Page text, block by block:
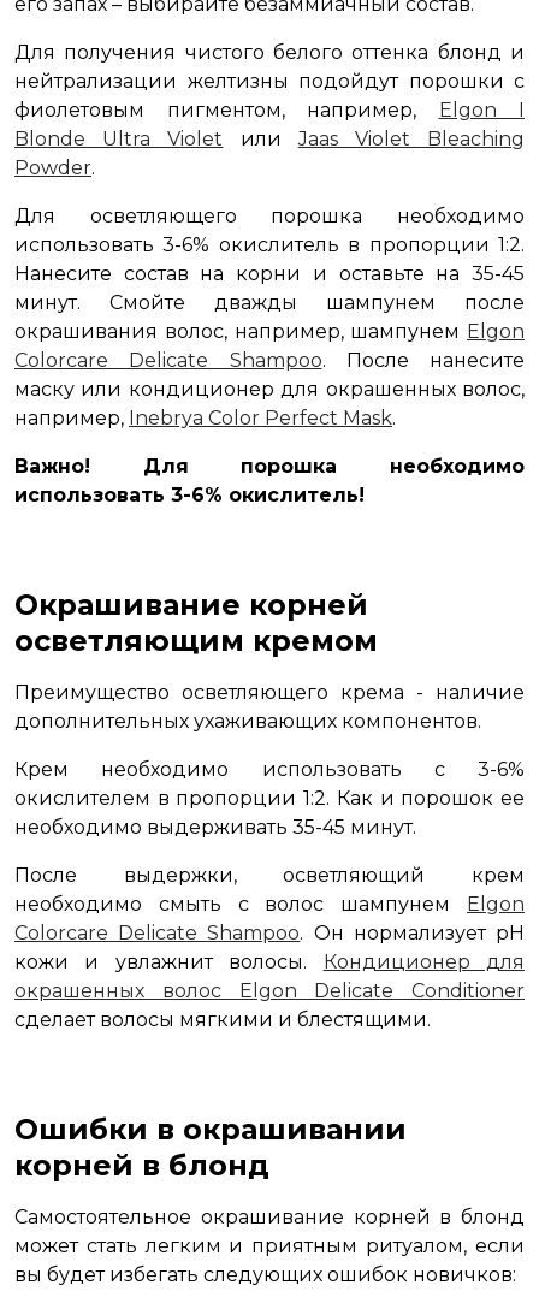
Для получения чистого белого оттенка блонд и
нейтрализации желтизны подойдут порошки с
фиолетовым пигментом, например, Elgon I
Blonde Ultra Violet илиJaas Violet Bleaching
Powder.
Для осветляющего порошка необходимо
использовать 3-6% окислитель в пропорции 1:2.
Нанесите состав на корни и оставьте на 35-45
минут. Смойте дважды шампунем после
окрашивания волос, например, шампунем Elgon
Colorcare Delicate Shampoo. После нанесите
маску или кондиционер для окрашенных волос,
например, Inebrya Color Perfect Mask.
Важно! Для порошка необходимо
использовать 3-6% окислитель!
Окрашивание корней
осветляющим кремом
Преимущество осветляющего крема - наличие
дополнительных ухаживающих компонентов.
Крем необходимо использовать с 3-6%
окислителем в пропорции 1:2. Как и порошок ее
необходимо выдерживать 35-45 минут.
После выдержки, осветляющий крем
необходимо смыть с волос шампунем Elgon
Colorcare Delicate Shampoo. Он нормализует pH
кожи и увлажнит волосы. Кондиционер для
окрашенных волос Elgon Delicate Conditioner
сделает волосы мягкими и блестящими.
Ошибки в окрашивании
корней в блонд
Самостоятельное окрашивание корней в блонд
может стать легким и приятным ритуалом, если
вы будет избегать следующих ошибок новичков: